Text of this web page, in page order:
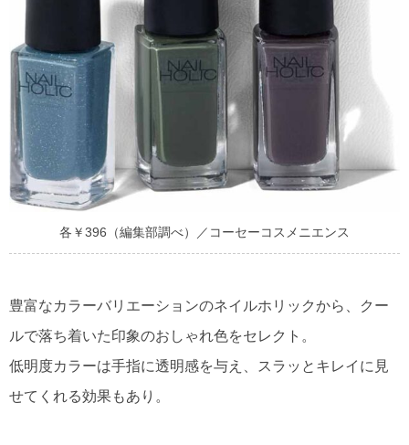
各￥396（編集部調べ）／コーセーコスメニエンス
豊富なカラーバリエーションのネイルホリックから、クー
ルで落ち着いた印象のおしゃれ色をセレクト。
低明度カラーは手指に透明感を与え、スラッとキレイに見
せてくれる効果もあり。